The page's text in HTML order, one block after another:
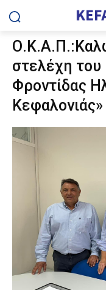
στελέχη
Φροντίδας
Κεφαλονιάς»